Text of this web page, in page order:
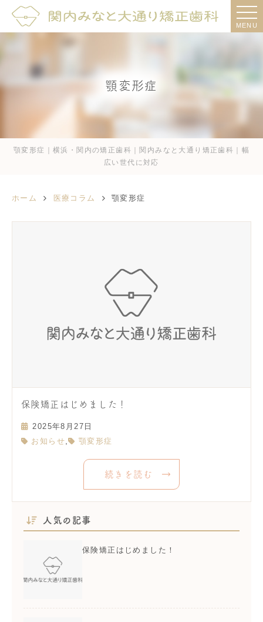
MENU
顎変形症
顎変形症｜横浜・関内の矯正歯科｜関内みなと大通り矯正歯科｜幅
広い世代に対応
ホーム 医療コラム 顎変形症
保険矯正はじめました！
2025年8月27日
お知らせ , 顎変形症
続きを読む
人気の記事
保険矯正はじめました！